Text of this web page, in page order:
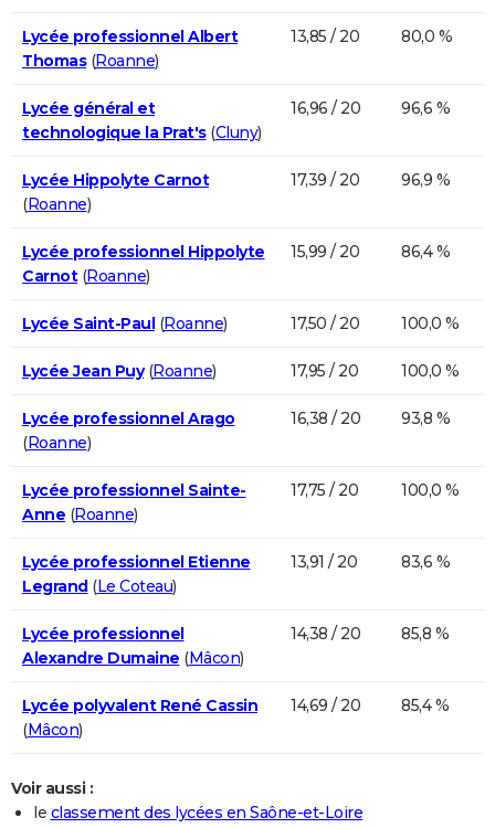
Lycée professionnel Albert
Thomas(Roanne)
13,85 / 20 80,0 %
Lycée général et
technologique la Prat's(Cluny)
16,96 / 20 96,6 %
Lycée Hippolyte Carnot
(Roanne)
17,39 / 20 96,9 %
Lycée professionnel Hippolyte
Carnot(Roanne)
15,99 / 20 86,4 %
Lycée Saint-Paul(Roanne) 17,50 / 20 100,0 %
Lycée Jean Puy(Roanne) 17,95 / 20 100,0 %
Lycée professionnel Arago
(Roanne)
16,38 / 20 93,8 %
Lycée professionnel Sainte-
Anne (Roanne)
17,75 / 20 100,0 %
Lycée professionnel Etienne
Legrand(Le Coteau)
13,91 / 20 83,6 %
Lycée professionnel
Alexandre Dumaine (Mâcon)
14,38 / 20 85,8 %
Lycée polyvalent René Cassin
(Mâcon)
14,69 / 20 85,4 %
Voir aussi :
le classement des lycées en Saône-et-Loire